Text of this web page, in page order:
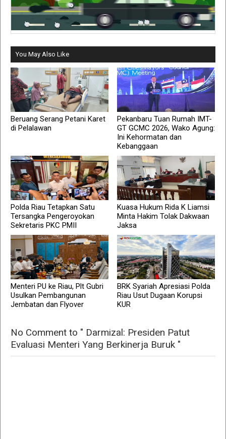
You May Also Like
Beruang Serang Petani Karet
di Pelalawan
Pekanbaru Tuan Rumah IMT-
GT GCMC 2026, Wako Agung:
Ini Kehormatan dan
Kebanggaan
Polda Riau Tetapkan Satu
Tersangka Pengeroyokan
Sekretaris PKC PMII
Kuasa Hukum Rida K Liamsi
Minta Hakim Tolak Dakwaan
Jaksa
Menteri PU ke Riau, Plt Gubri
Usulkan Pembangunan
Jembatan dan Flyover
BRK Syariah Apresiasi Polda
Riau Usut Dugaan Korupsi
KUR
No Comment to " Darmizal: Presiden Patut
Evaluasi Menteri Yang Berkinerja Buruk "